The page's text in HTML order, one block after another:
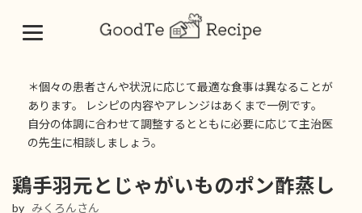
＊個々の患者さんや状況に応じて最適な食事は異なることが
あります。 レシピの内容やアレンジはあくまで一例です。
自分の体調に合わせて調整するとともに必要に応じて主治医
の先生に相談しましょう。
鶏手羽元とじゃがいものポン酢蒸し
by みくろんさん